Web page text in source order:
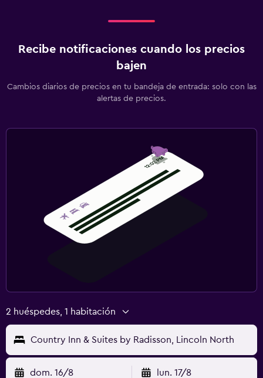
Recibe notificaciones cuando los precios
bajen
Cambios diarios de precios en tu bandeja de entrada: solo con las
alertas de precios.
2 huéspedes, 1 habitación
Country Inn & Suites by Radisson, Lincoln North
dom. 16/8 lun. 17/8